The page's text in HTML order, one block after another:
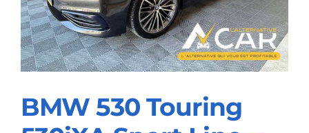
TOYOTA
2032
BMW 530 Touring